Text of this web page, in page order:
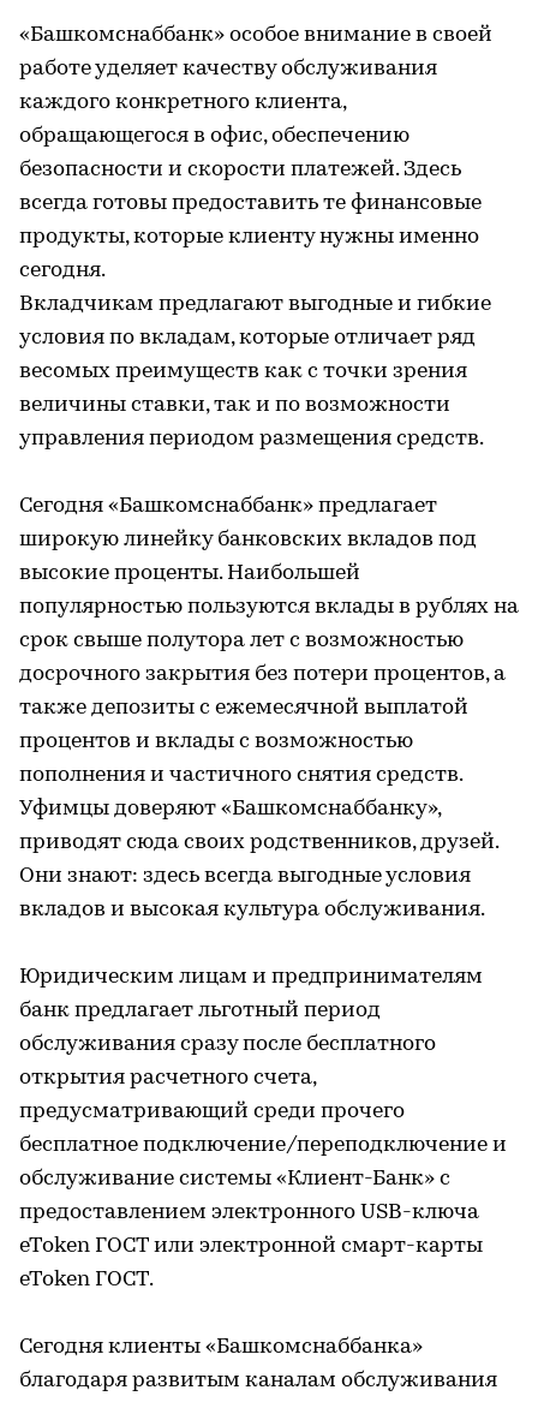
«Башкомснаббанк» особое внимание в своей
работе уделяет качеству обслуживания
каждого конкретного клиента,
обращающегося в офис, обеспечению
безопасности и скорости платежей. Здесь
всегда готовы предоставить те финансовые
продукты, которые клиенту нужны именно
сегодня.
Вкладчикам предлагают выгодные и гибкие
условия по вкладам, которые отличает ряд
весомых преимуществ как с точки зрения
величины ставки, так и по возможности
управления периодом размещения средств.
Сегодня «Башкомснаббанк» предлагает
широкую линейку банковских вкладов под
высокие проценты. Наибольшей
популярностью пользуются вклады в рублях на
срок свыше полутора лет с возможностью
досрочного закрытия без потери процентов, а
также депозиты с ежемесячной выплатой
процентов и вклады с возможностью
пополнения и частичного снятия средств.
Уфимцы доверяют «Башкомснаббанку»,
приводят сюда своих родственников, друзей.
Они знают: здесь всегда выгодные условия
вкладов и высокая культура обслуживания.
Юридическим лицам и предпринимателям
банк предлагает льготный период
обслуживания сразу после бесплатного
открытия расчетного счета,
предусматривающий среди прочего
бесплатное подключение/переподключение и
обслуживание системы «Клиент-Банк» с
предоставлением электронного USB-ключа
eToken ГОСТ или электронной смарт-карты
eToken ГОСТ.
Сегодня клиенты «Башкомснаббанка»
благодаря развитым каналам обслуживания